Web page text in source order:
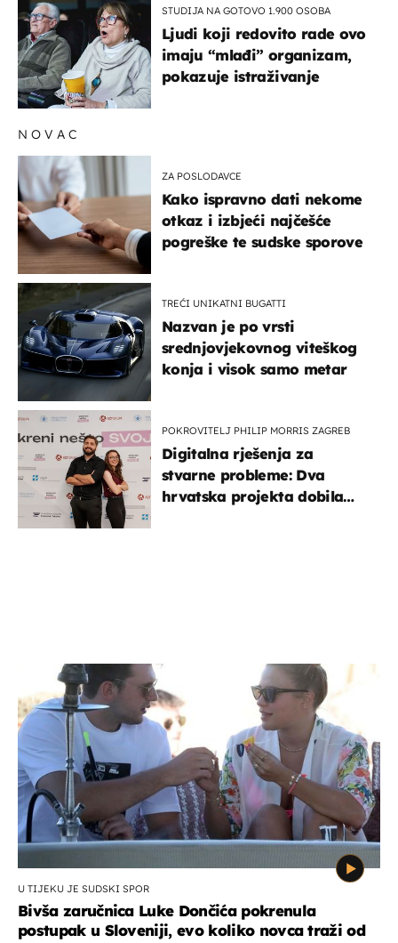
STUDIJA NA GOTOVO 1.900 OSOBA
Ljudi koji redovito rade ovo
imaju “mlađi” organizam,
pokazuje istraživanje
NOVAC
ZA POSLODAVCE
Kako ispravno dati nekome
otkaz i izbjeći najčešće
pogreške te sudske sporove
TREĆI UNIKATNI BUGATTI
Nazvan je po vrsti
srednjovjekovnog viteškog
konja i visok samo metar
POKROVITELJ PHILIP MORRIS ZAGREB
Digitalna rješenja za
stvarne probleme: Dva
hrvatska projekta dobila
U TIJEKU JE SUDSKI SPOR
Bivša zaručnica Luke Dončića pokrenula
postupak u Sloveniji, evo koliko novca traži od